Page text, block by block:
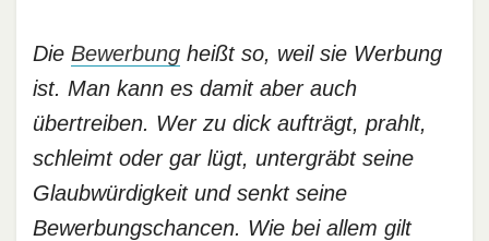
Die Bewerbung heißt so, weil sie Werbung
ist. Man kann es damit aber auch
übertreiben. Wer zu dick aufträgt, prahlt,
schleimt oder gar lügt, untergräbt seine
Glaubwürdigkeit und senkt seine
Bewerbungschancen. Wie bei allem gilt